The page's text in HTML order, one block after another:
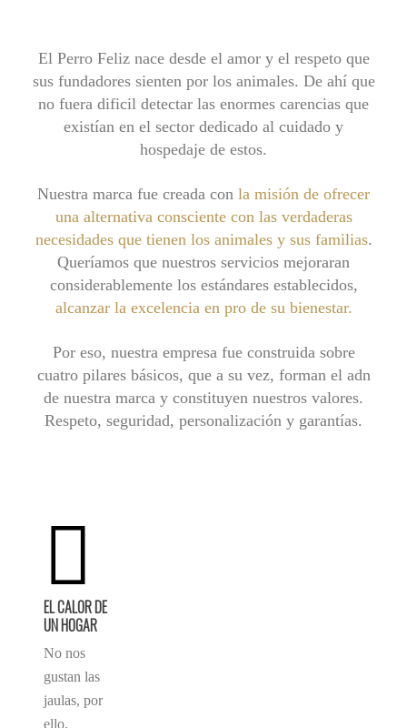
El Perro Feliz nace desde el amor y el respeto que
sus fundadores sienten por los animales. De ahí que
no fuera dificil detectar las enormes carencias que
existían en el sector dedicado al cuidado y
hospedaje de estos.
Nuestra marca fue creada con la misión de ofrecer
una alternativa consciente con las verdaderas
necesidades que tienen los animales y sus familias.
Queríamos que nuestros servicios mejoraran
considerablemente los estándares establecidos,
alcanzar la excelencia en pro de su bienestar.
Por eso, nuestra empresa fue construida sobre
cuatro pilares básicos, que a su vez, forman el adn
de nuestra marca y constituyen nuestros valores.
Respeto, seguridad, personalización y garantías.
EL CALOR DE
UN HOGAR
No nos
gustan las
jaulas, por
ello,